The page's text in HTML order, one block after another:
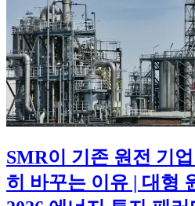
SMR이 기존 원전 기
히 바꾸는 이유 | 대형